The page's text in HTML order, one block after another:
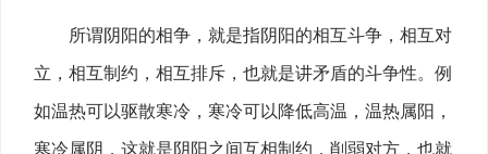
所谓阴阳的相争，就是指阴阳的相互斗争，相互对
立，相互制约，相互排斥，也就是讲矛盾的斗争性。例
如温热可以驱散寒冷，寒冷可以降低高温，温热属阳，
寒冷属阴，这就是阴阳之间互相制约，削弱对方，也就